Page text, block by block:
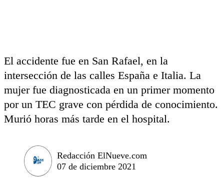
El accidente fue en San Rafael, en la
intersección de las calles España e Italia. La
mujer fue diagnosticada en un primer momento
por un TEC grave con pérdida de conocimiento.
Murió horas más tarde en el hospital.
Redacción ElNueve.com
07 de diciembre 2021